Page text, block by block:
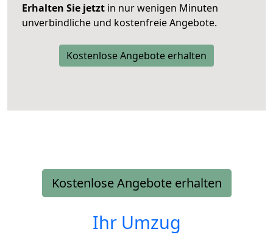
Erhalten Sie jetzt in nur wenigen Minuten
unverbindliche und kostenfreie Angebote.
Kostenlose Angebote erhalten
Kostenlose Angebote erhalten
Ihr Umzug